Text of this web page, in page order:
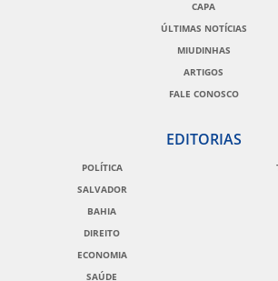
CAPA
ÚLTIMAS NOTÍCIAS
MIUDINHAS
ARTIGOS
FALE CONOSCO
EDITORIAS
POLÍTICA
SALVADOR
BAHIA
DIREITO
ECONOMIA
SAÚDE